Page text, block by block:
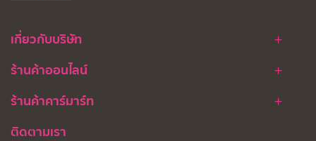
เกี่ยวกับบริษัท
ร้านค้าออนไลน์
ร้านค้าคาร์มาร์ท
ติดตามเรา